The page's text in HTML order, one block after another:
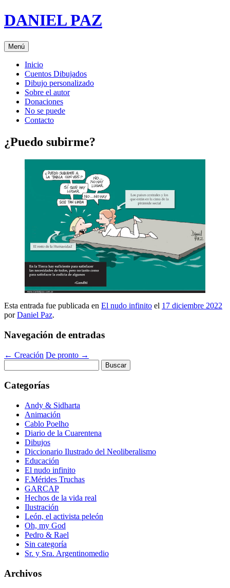
Saltar
al
DANIEL PAZ
Menú
Inicio
Cuentos Dibujados
Dibujo personalizado
Sobre el autor
Donaciones
No se puede
Contacto
¿Puedo subirme?
Esta entrada fue publicada en El nudo infinito el 17 diciembre 2022
porDaniel Paz.
Navegación de entradas
← Creación De pronto →
Categorías
Andy & Sidharta
Animación
Cablo Poelho
Diario de la Cuarentena
Dibujos
Diccionario Ilustrado del Neoliberalismo
Educación
El nudo infinito
F.Mérides Truchas
GARCAP
Hechos de la vida real
Ilustración
León, el activista peleón
Oh, my God
Pedro & Rael
Sin categoría
Sr. y Sra. Argentinomedio
Archivos